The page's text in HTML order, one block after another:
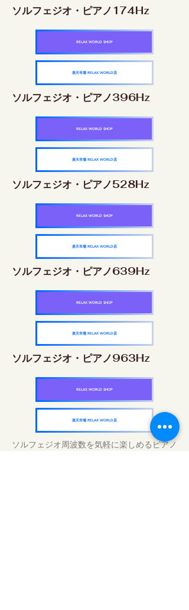
ソルフェジオ・ピアノ174Hz
RELAX WORLD SHOP
楽天市場 RELAX WORLD店
ソルフェジオ・ピアノ396Hz
RELAX WORLD SHOP
楽天市場 RELAX WORLD店
ソルフェジオ・ピアノ528Hz
RELAX WORLD SHOP
楽天市場 RELAX WORLD店
ソルフェジオ・ピアノ639Hz
RELAX WORLD SHOP
楽天市場 RELAX WORLD店
ソルフェジオ・ピアノ963Hz
RELAX WORLD SHOP
楽天市場 RELAX WORLD店
ソルフェジオ周波数を気軽に楽しめるピアノ